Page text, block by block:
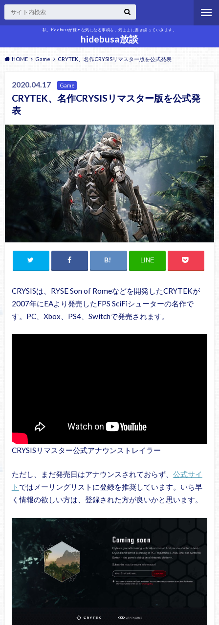
私、hidebusaが様々な気になる事柄を、気ままに書き綴っていきます。
hidebusa放談
HOME Game CRYTEK、名作CRYSISリマスター版を公式発表
2020.04.17 Game
CRYTEK、名作CRYSISリマスター版を公式発
表
LINE
CRYSISは、RYSE Son of Romeなどを開発したCRYTEKが
2007年にEAより発売したFPS SciFiシューターの名作で
す。PC、Xbox、PS4、Switchで発売されます。
CRYSISリマスター公式アナウンストレイラー
ただし、まだ発売日はアナウンスされておらず、 公式サイ
ト ではメーリングリストに登録を推奨しています。いち早
く情報の欲しい方は、登録された方が良いかと思います。